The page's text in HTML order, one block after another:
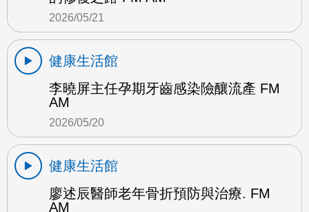
2026/05/21
健康生活館
李曉屏主任孕期牙齒感染險釀流產 FM
AM
2026/05/20
健康生活館
廖述辰醫師老年骨折預防與治療. FM
AM